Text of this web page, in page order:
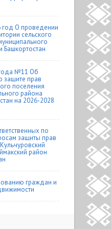
О проведении
сельского
Башкортостан
№11 Об
защите прав
поселения
района
на 2026-2028
по
защиты прав
район
граждан и